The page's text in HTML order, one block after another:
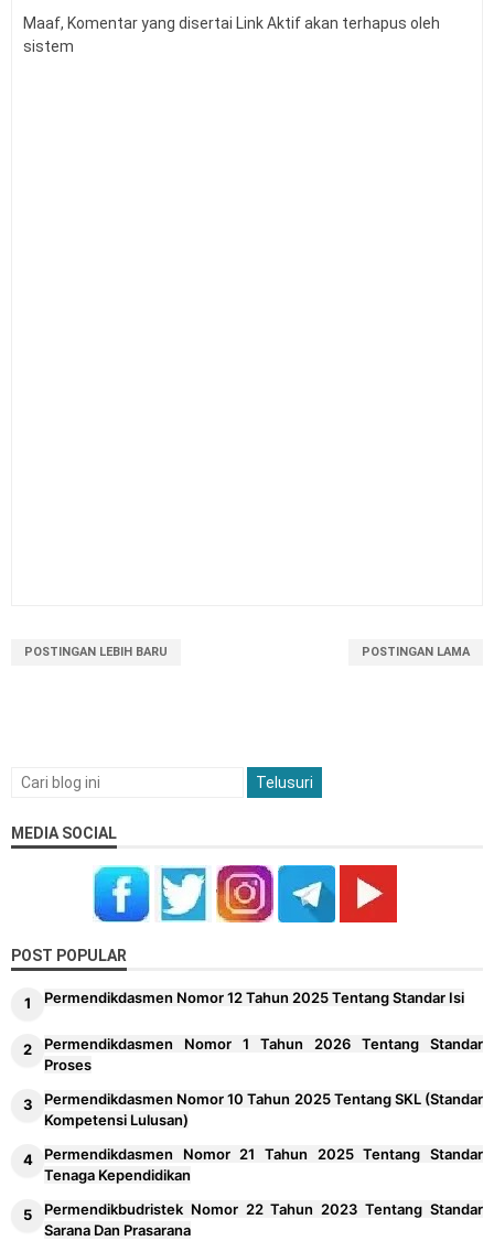
Buku Panduan Mudik Lebaran
Teknik Analisis Data dalam Penelitian Kuantitatif
Maaf, Komentar yang disertai Link Aktif akan terhapus oleh
sistem
POSTINGAN LEBIH BARU POSTINGAN LAMA
MEDIA SOCIAL
POST POPULAR
Permendikdasmen Nomor 12 Tahun 2025 Tentang Standar Isi
Permendikdasmen Nomor 1 Tahun 2026 Tentang Standar
Proses
Permendikdasmen Nomor 10 Tahun 2025 Tentang SKL (Standar
Kompetensi Lulusan)
Permendikdasmen Nomor 21 Tahun 2025 Tentang Standar
Tenaga Kependidikan
Permendikbudristek Nomor 22 Tahun 2023 Tentang Standar
Sarana Dan Prasarana